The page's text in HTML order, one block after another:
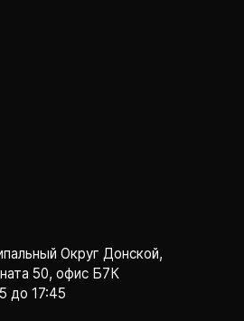
Округ Донской,
50, офис Б7К
до 17:45